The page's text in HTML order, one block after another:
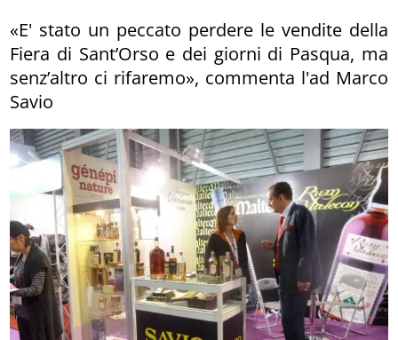
«E' stato un peccato perdere le vendite della
Fiera di Sant’Orso e dei giorni di Pasqua, ma
senz’altro ci rifaremo», commenta l'ad Marco
Savio